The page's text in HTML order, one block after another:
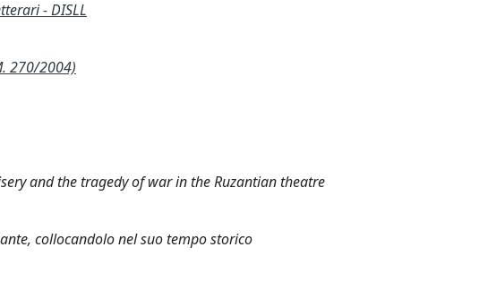
- DISLL
270/2004)
and the tragedy of war in the Ruzantian theatre
collocandolo nel suo tempo storico